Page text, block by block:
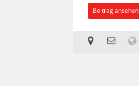
Beitrag ansehen